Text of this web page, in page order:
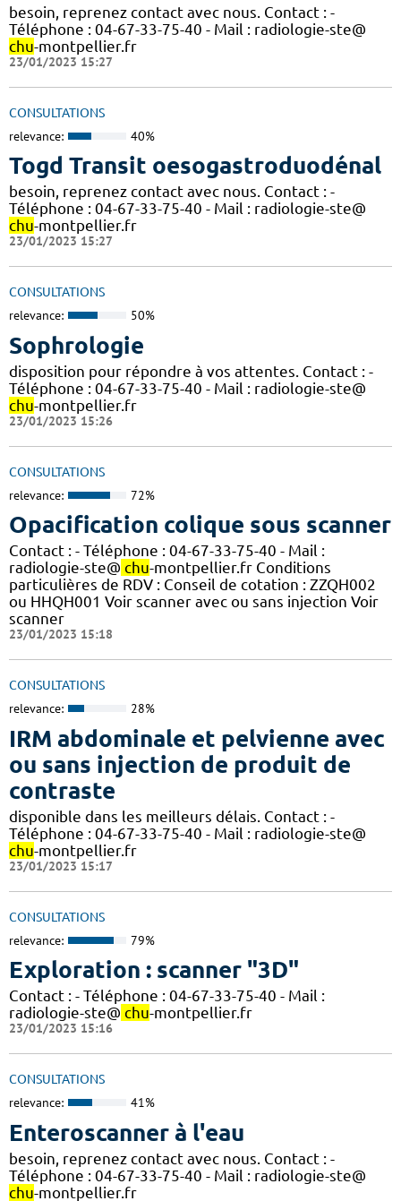
besoin, reprenez contact avec nous. Contact : -
Téléphone : 04-67-33-75-40 - Mail : radiologie-ste@
chu-montpellier.fr
23/01/2023 15:27
CONSULTATIONS
relevance: 40%
Togd Transit oesogastroduodénal
besoin, reprenez contact avec nous. Contact : -
Téléphone : 04-67-33-75-40 - Mail : radiologie-ste@
chu-montpellier.fr
23/01/2023 15:27
CONSULTATIONS
relevance: 50%
Sophrologie
disposition pour répondre à vos attentes. Contact : -
Téléphone : 04-67-33-75-40 - Mail : radiologie-ste@
chu-montpellier.fr
23/01/2023 15:26
CONSULTATIONS
relevance: 72%
Opacification colique sous scanner
Contact : - Téléphone : 04-67-33-75-40 - Mail :
radiologie-ste@ chu-montpellier.fr Conditions
particulières de RDV : Conseil de cotation : ZZQH002
ou HHQH001 Voir scanner avec ou sans injection Voir
scanner
23/01/2023 15:18
CONSULTATIONS
relevance: 28%
IRM abdominale et pelvienne avec
ou sans injection de produit de
contraste
disponible dans les meilleurs délais. Contact : -
Téléphone : 04-67-33-75-40 - Mail : radiologie-ste@
chu-montpellier.fr
23/01/2023 15:17
CONSULTATIONS
relevance: 79%
Exploration : scanner "3D"
Contact : - Téléphone : 04-67-33-75-40 - Mail :
radiologie-ste@ chu-montpellier.fr
23/01/2023 15:16
CONSULTATIONS
relevance: 41%
Enteroscanner à l'eau
besoin, reprenez contact avec nous. Contact : -
Téléphone : 04-67-33-75-40 - Mail : radiologie-ste@
chu-montpellier.fr